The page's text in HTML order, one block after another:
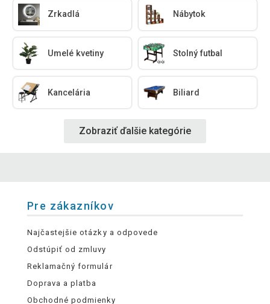
Zrkadlá Nábytok
Umelé kvetiny Stolný futbal
Kancelária Biliard
Zobraziť ďalšie kategórie
Pre zákazníkov
Najčastejšie otázky a odpovede
Odstúpiť od zmluvy
Reklamačný formulár
Doprava a platba
Obchodné podmienky